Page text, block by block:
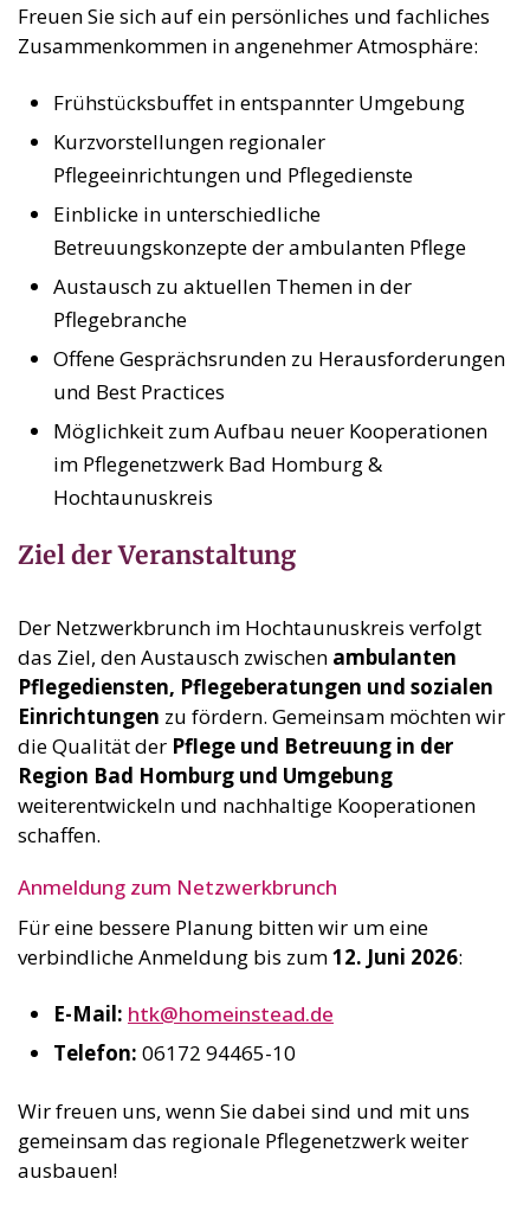
Freuen Sie sich auf ein persönliches und fachliches
Zusammenkommen in angenehmer Atmosphäre:
Frühstücksbuffet in entspannter Umgebung
Kurzvorstellungen regionaler
Pflegeeinrichtungen und Pflegedienste
Einblicke in unterschiedliche
Betreuungskonzepte der ambulanten Pflege
Austausch zu aktuellen Themen in der
Pflegebranche
Offene Gesprächsrunden zu Herausforderungen
und Best Practices
Möglichkeit zum Aufbau neuer Kooperationen
im Pflegenetzwerk Bad Homburg &
Hochtaunuskreis
Ziel der Veranstaltung
Der Netzwerkbrunch im Hochtaunuskreis verfolgt
das Ziel, den Austausch zwischen ambulanten
Pflegediensten, Pflegeberatungen und sozialen
Einrichtungen zu fördern. Gemeinsam möchten wir
die Qualität der Pflege und Betreuung in der
Region Bad Homburg und Umgebung
weiterentwickeln und nachhaltige Kooperationen
schaffen.
Anmeldung zum Netzwerkbrunch
Für eine bessere Planung bitten wir um eine
verbindliche Anmeldung bis zum12. Juni 2026:
E-Mail: htk@homeinstead.de
Telefon: 06172 94465-10
Wir freuen uns, wenn Sie dabei sind und mit uns
gemeinsam das regionale Pflegenetzwerk weiter
ausbauen!